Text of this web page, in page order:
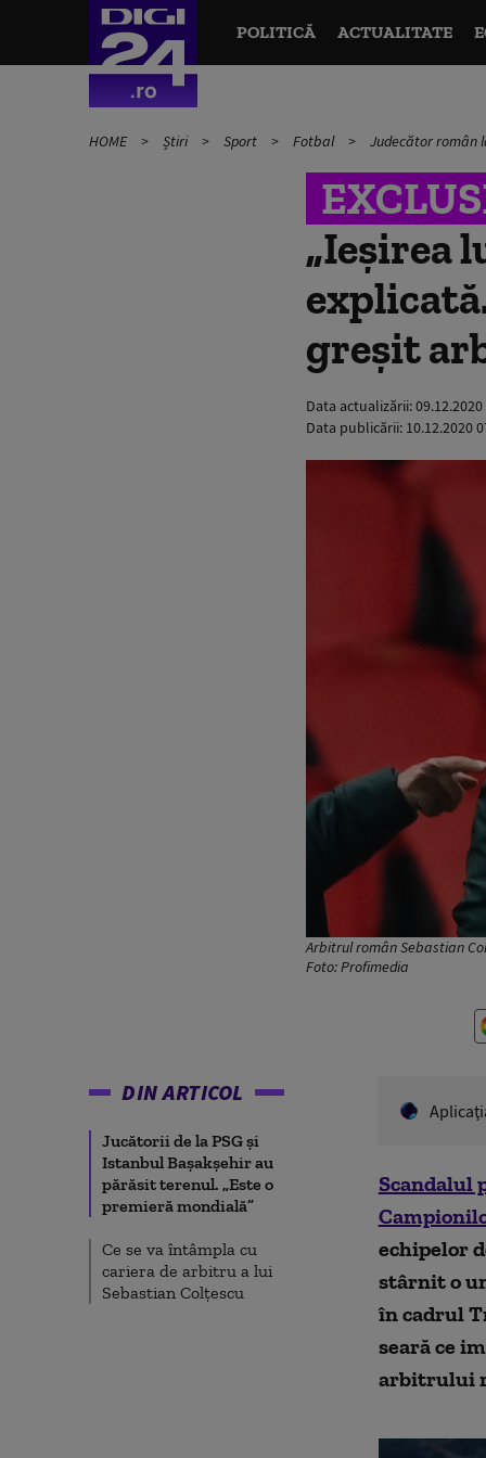
POLITICĂ ACTUALITATE
HOME Știri Sport Fotbal Judecător român
„Ieșirea
greșit
Data actualizării:09.12.2020
Data publicării: 10.12.2020
Arbitrul român Sebastian
Foto: Profimedia
DIN ARTICOL
Jucătorii de la PSG și
Istanbul Bașakșehir au
părăsit terenul. „Este o
premieră mondială”
Ce se va întâmpla cu
cariera de arbitru a lui
Sebastian Colțescu
Scandalul
echipelor
stârnit o
în cadrul
seară ce
arbitrului